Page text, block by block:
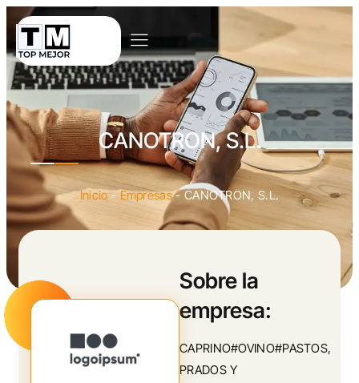
CANOTRON, S.L.
Inicio-Empresas-CANOTRON, S.L.
Sobre la
empresa:
CAPRINO#OVINO#PASTOS,
PRADOS Y